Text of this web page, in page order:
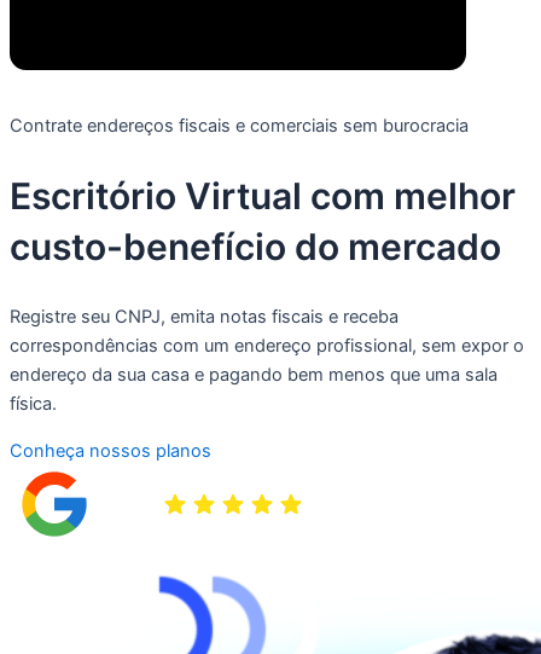
Contrate endereços fiscais e comerciais sem burocracia
Escritório Virtual com melhor
custo-benefício do mercado
Registre seu CNPJ, emita notas fiscais e receba
correspondências com um endereço profissional, sem expor o
endereço da sua casa e pagando bem menos que uma sala
física.
Conheça nossos planos